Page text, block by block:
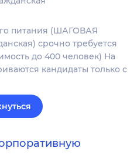
питания (ШАГОВАЯ
срочно требуется
до 400 человек) На
кандидаты только с